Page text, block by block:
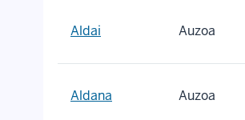
Aldai Auzoa
Aldana Auzoa